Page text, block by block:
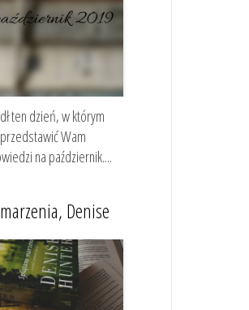
ten dzień, w którym
Wam
na październik....
Denise